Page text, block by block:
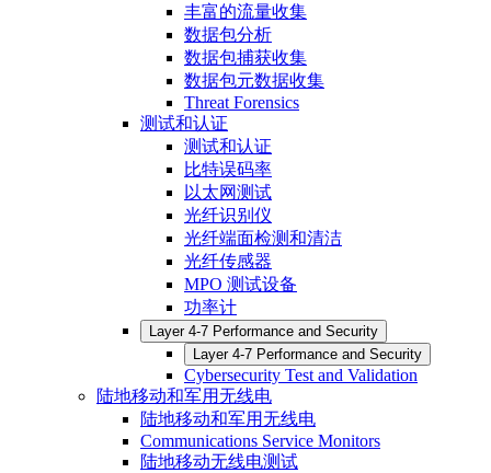
丰富的流量收集
数据包分析
数据包捕获收集
数据包元数据收集
Threat Forensics
测试和认证
测试和认证
比特误码率
以太网测试
光纤识别仪
光纤端面检测和清洁
光纤传感器
MPO 测试设备
功率计
Layer 4-7 Performance and Security
Layer 4-7 Performance and Security
Cybersecurity Test and Validation
陆地移动和军用无线电
陆地移动和军用无线电
Communications Service Monitors
陆地移动无线电测试